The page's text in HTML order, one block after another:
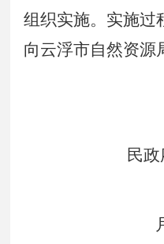
组织实施。实施过
向云浮市自然资源
民